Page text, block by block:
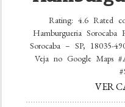
Rating: 4.6 Rated
Hamburgueria
Sorocaba – SP, 18035-
Veja no Google Maps
VER